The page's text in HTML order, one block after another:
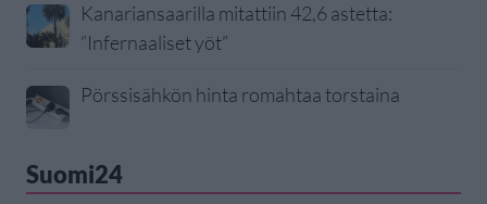
Kanariansaarilla mitattiin 42,6 astetta:
”Infernaaliset yöt”
Pörssisähkön hinta romahtaa torstaina
Suomi24